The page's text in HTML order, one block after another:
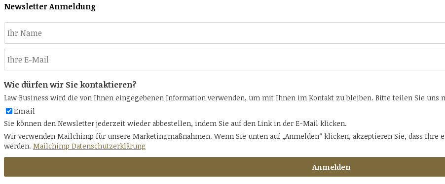
Newsletter Anmeldung
Wie dürfen wir Sie kontaktieren?
Law Business wird die von Ihnen eingegebenen Information verwenden, um mit Ihnen im Kontakt zu bleiben. Bitte teilen Sie
Email
Sie können den Newsletter jederzeit wieder abbestellen, indem Sie auf den Link in der E-Mail klicken.
Wir verwenden Mailchimp für unsere Marketingmaßnahmen. Wenn Sie unten auf „Anmelden“ klicken, akzeptieren Sie, dass Ihre
werden. Mailchimp Datenschutzerklärung